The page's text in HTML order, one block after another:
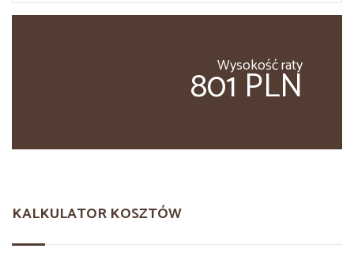
Wysokość raty
801 PLN
KALKULATOR KOSZTÓW